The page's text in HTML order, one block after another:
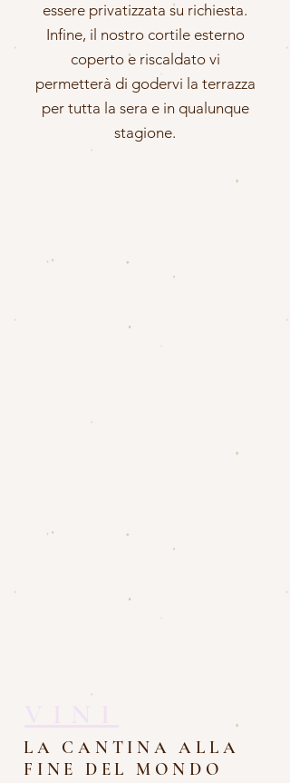
essere privatizzata su richiesta.
Infine, il nostro cortile esterno
coperto e riscaldato vi
permetterà di godervi la terrazza
per tutta la sera e in qualunque
stagione.
LA CANTINA ALLA
FINE DEL MONDO